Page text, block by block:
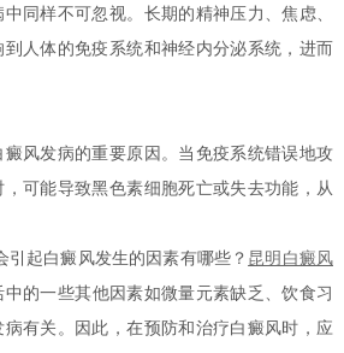
同样不可忽视。长期的精神压力、焦虑、
人体的免疫系统和神经内分泌系统，进而
风发病的重要原因。当免疫系统错误地攻
可能导致黑色素细胞死亡或失去功能，从
引起白癜风发生的因素有哪些？ 昆明白癜风
的一些其他因素如微量元素缺乏、饮食习
有关。因此，在预防和治疗白癜风时，应